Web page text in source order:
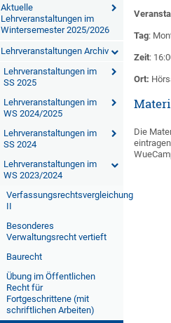
Aktuelle
Lehrveranstaltungen im
Wintersemester 2025/2026
Lehrveranstaltungen Archiv
Lehrveranstaltungen im
SS 2025
Lehrveranstaltungen im
WS 2024/2025
Lehrveranstaltungen im
SS 2024
Lehrveranstaltungen im
WS 2023/2024
Verfassungsrechtsvergleichung
II
Besonderes
Verwaltungsrecht vertieft
Baurecht
Übung im Öffentlichen
Recht für
Fortgeschrittene (mit
schriftlichen Arbeiten)
Tag:
Zeit:
Ort:
Die